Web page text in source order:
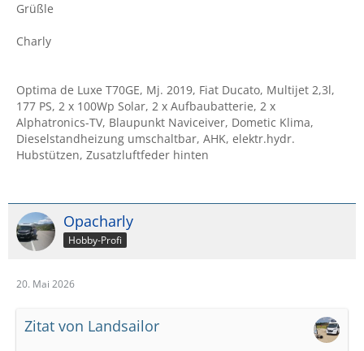
Grüßle
Charly
Optima de Luxe T70GE, Mj. 2019, Fiat Ducato, Multijet 2,3l,
177 PS, 2 x 100Wp Solar, 2 x Aufbaubatterie, 2 x
Alphatronics-TV, Blaupunkt Naviceiver, Dometic Klima,
Dieselstandheizung umschaltbar, AHK, elektr.hydr.
Hubstützen, Zusatzluftfeder hinten
Opacharly
Hobby-Profi
20. Mai 2026
Zitat von Landsailor